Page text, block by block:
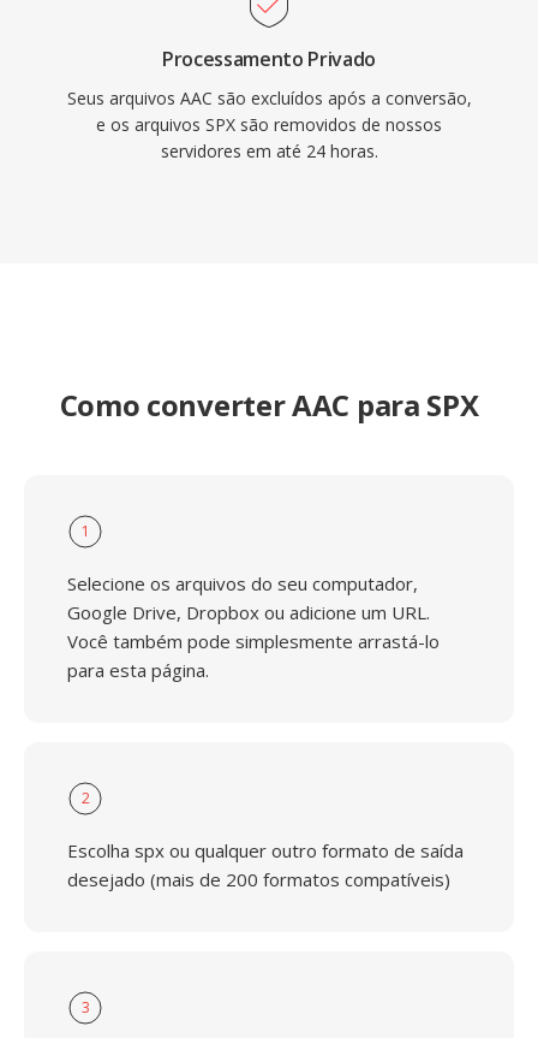
Processamento Privado
Seus arquivos AAC são excluídos após a conversão,
e os arquivos SPX são removidos de nossos
servidores em até 24 horas.
Como converter AAC para SPX
1
Selecione os arquivos do seu computador,
Google Drive, Dropbox ou adicione um URL.
Você também pode simplesmente arrastá-lo
para esta página.
2
Escolha spx ou qualquer outro formato de saída
desejado (mais de 200 formatos compatíveis)
3